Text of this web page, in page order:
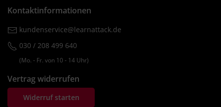
Kontaktinformationen
kundenservice@learnattack.de
030 / 208 499 640
(Mo. ‐ Fr. von 10 ‐ 14 Uhr)
Vertrag widerrufen
Widerruf starten